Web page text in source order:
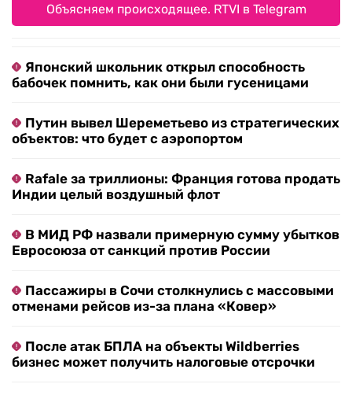
Объясняем происходящее. RTVI в Telegram
Японский школьник открыл способность
бабочек помнить, как они были гусеницами
Путин вывел Шереметьево из стратегических
объектов: что будет с аэропортом
Rafale за триллионы: Франция готова продать
Индии целый воздушный флот
В МИД РФ назвали примерную сумму убытков
Евросоюза от санкций против России
Пассажиры в Сочи столкнулись с массовыми
отменами рейсов из-за плана «Ковер»
После атак БПЛА на объекты Wildberries
бизнес может получить налоговые отсрочки